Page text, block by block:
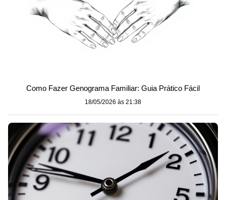
Como Fazer Genograma Familiar: Guia Prático Fácil
18/05/2026 às 21:38